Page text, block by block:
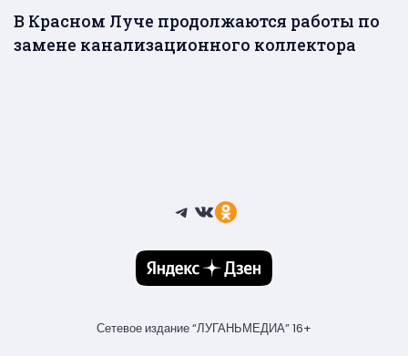
В Красном Луче продолжаются работы по
замене канализационного коллектора
Telegram
ВКонтакте
Ссылка
Сетевое издание “ЛУГАНЬМЕДИА” 16+